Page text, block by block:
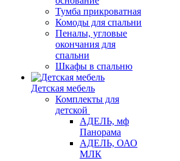
Тумба прикроватная
Комоды для спальни
Пеналы, угловые
окончания для
спальни
Шкафы в спальню
Детская мебель
Комплекты для
детской
АДЕЛЬ, мф
Панорама
АДЕЛЬ, ОАО
МЛК